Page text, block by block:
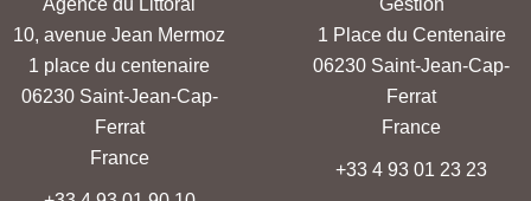
Agence du Littoral
10, avenue Jean Mermoz
1 place du centenaire
06230Saint-Jean-Cap-
Ferrat
France
Gestion
1 Place du Centenaire
06230 Saint-Jean-Cap-
Ferrat
France
+33 4 93 01 23 23